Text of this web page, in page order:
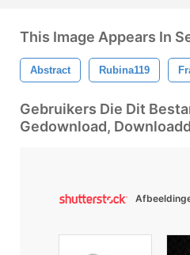
This Image Appears In
Abstract Rubina119
Gebruikers Die Dit
Gedownload,